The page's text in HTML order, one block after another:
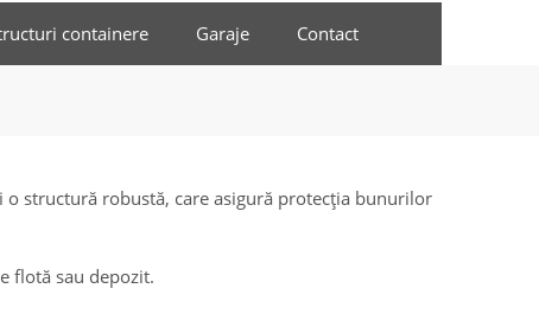
containere Garaje Contact
structură robustă, care asigură protecția bunurilor
flotă sau depozit.